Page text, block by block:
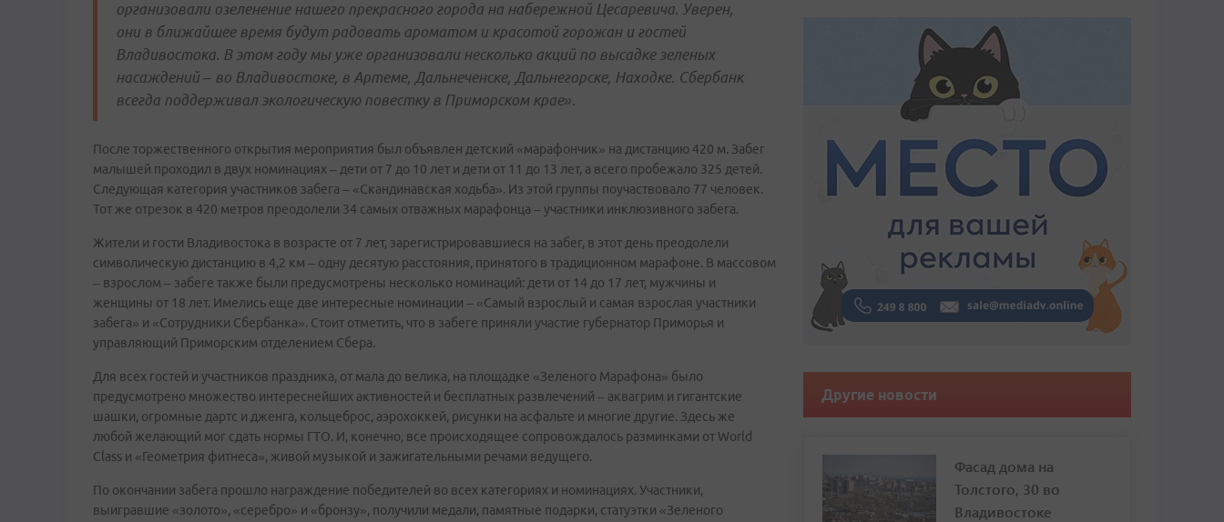
организовали озеленение нашего прекрасного города на набережной Цесаревича. Уверен,
они в ближайшее время будут радовать ароматом и красотой горожан и гостей
Владивостока. В этом году мы уже организовали несколько акций по высадке зеленых
насаждений – во Владивостоке, в Артеме, Дальнеченске, Дальнегорске, Находке. Сбербанк
всегда поддерживал экологическую повестку в Приморском крае».
После торжественного открытия мероприятия был объявлен детский «марафончик» на дистанцию 420 м. Забег
малышей проходил в двух номинациях – дети от 7 до 10 лет и дети от 11 до 13 лет, а всего пробежало 325 детей.
Следующая категория участников забега – «Скандинавская ходьба». Из этой группы поучаствовало 77 человек.
Тот же отрезок в 420 метров преодолели 34 самых отважных марафонца – участники инклюзивного забега.
Жители и гости Владивостока в возрасте от 7 лет, зарегистрировавшиеся на забег, в этот день преодолели
символическую дистанцию в 4,2 км – одну десятую расстояния, принятого в традиционном марафоне. В массовом
– взрослом – забеге также были предусмотрены несколько номинаций: дети от 14 до 17 лет, мужчины и
женщины от 18 лет. Имелись еще две интересные номинации – «Самый взрослый и самая взрослая участники
забега» и «Сотрудники Сбербанка». Стоит отметить, что в забеге приняли участие губернатор Приморья и
управляющий Приморским отделением Сбера.
Для всех гостей и участников праздника, от мала до велика, на площадке «Зеленого Марафона» было
предусмотрено множество интереснейших активностей и бесплатных развлечений – аквагрим и гигантские
шашки, огромные дартс и дженга, кольцеброс, аэрохоккей, рисунки на асфальте и многие другие. Здесь же
любой желающий мог сдать нормы ГТО. И, конечно, все происходящее сопровождалось разминками от World
Class и «Геометрия фитнеса», живой музыкой и зажигательными речами ведущего.
По окончании забега прошло награждение победителей во всех категориях и номинациях. Участники,
выигравшие «золото», «серебро» и «бронзу», получили медали, памятные подарки, статуэтки «Зеленого
Другие новости
Фасад дома на
Толстого, 30 во
Владивостоке